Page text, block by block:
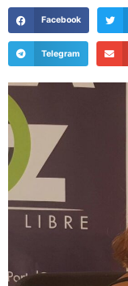
Facebook
Telegram